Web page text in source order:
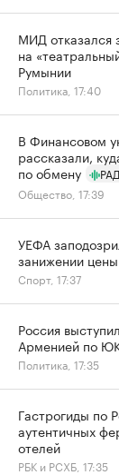
МИД отказался
на
Румынии
Политика, 17:40
В Финансовом
рассказали,
по обмену
Общество, 17:39
УЕФА
занижении
Спорт, 17:37
Россия
Арменией по
Политика, 17:35
Гастрогиды по
аутентичных
отелей
РБК и РСХБ, 17:35